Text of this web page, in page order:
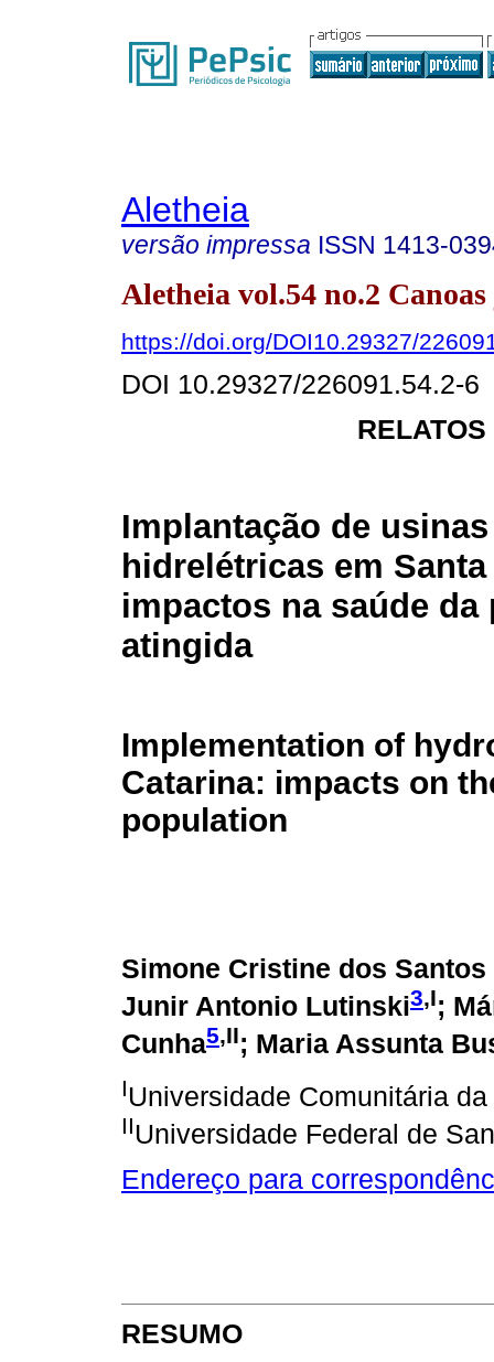
Aletheia
versão impressa ISSN 1413-
Aletheia vol.54 no.2
https://doi.org/DOI10.29327/
DOI 10.29327/226091.54.2-6
Implantação de usinas
hidrelétricas em
impactos na saúde da
atingida
Implementation of
Catarina: impacts on
population
Simone Cristine dos Santos
Junir Antonio Lutinski3,I;
Cunha5,II; Maria Assunta
IUniversidade Comunitária
IIUniversidade Federal de
Endereço para
RESUMO